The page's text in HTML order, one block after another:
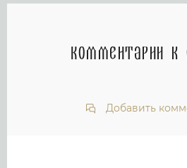
Комментарии к
Добавить